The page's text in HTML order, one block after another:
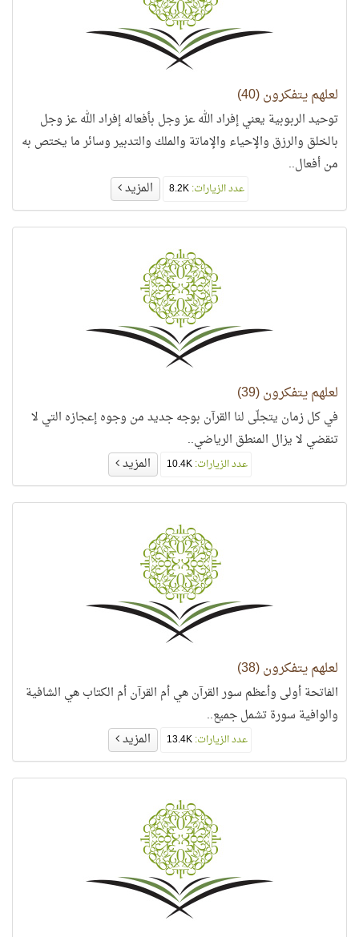
لعلهم يتفكرون (40)
توحيد الربوبية يعني إفراد الله عز وجل بأفعاله إفراد الله عز وجل
بالخلق والرزق والإحياء والإماتة والملك والتدبير وسائر ما يختص به
من أفعال..
عدد الزيارات: المزيد
لعلهم يتفكرون (39)
في كل زمان يتجلّى لنا القرآن بوجه جديد من وجوه إعجازه التي لا
تنقضي لا يزال المنطق الرياضي..
عدد الزيارات:10.4K المزيد
لعلهم يتفكرون (38)
الفاتحة أولى وأعظم سور القرآن هي أم القرآن أم الكتاب هي الشافية
والوافية سورة تشمل جميع..
عدد الزيارات:13.4K المزيد